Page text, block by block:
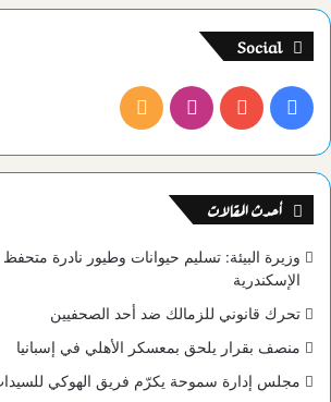
Social
فيسبوكيوتيوب انستقرامملخص
الموقع
أحدث المقالات
وزيرة البيئة: تسليم حيوانات وطيور نادرة متحفظ
الإسكندرية
تحرك قانوني للزمالك ضد أحد الصحفيين
منصف بقرار يلحق بمعسكر الأهلي في إسبانيا
مجلس إدارة سموحة يكرّم فريق الهوكي للسيدات